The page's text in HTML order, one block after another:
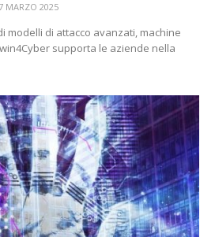
MARZO 2025
modelli di attacco avanzati, machine
supporta le aziende nella